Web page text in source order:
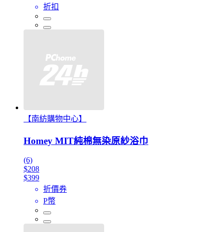
折扣
【南紡購物中心】
Homey MIT純棉無染原紗浴巾
(6)
$208
$399
折價券
P幣